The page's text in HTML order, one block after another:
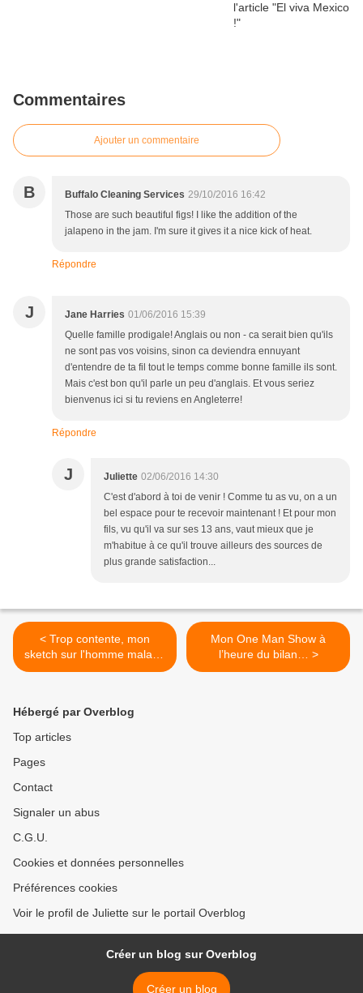
Commentaires
Ajouter un commentaire
B Buffalo Cleaning Services 29/10/2016 16:42
Those are such beautiful figs! I like the addition of the
jalapeno in the jam. I'm sure it gives it a nice kick of heat.
Répondre
J Jane Harries 01/06/2016 15:39
Quelle famille prodigale! Anglais ou non - ca serait bien qu'ils
ne sont pas vos voisins, sinon ca deviendra ennuyant
d'entendre de ta fil tout le temps comme bonne famille ils sont.
Mais c'est bon qu'il parle un peu d'anglais. Et vous seriez
bienvenus ici si tu reviens en Angleterre!
Répondre
J Juliette 02/06/2016 14:30
C'est d'abord à toi de venir ! Comme tu as vu, on a un
bel espace pour te recevoir maintenant ! Et pour mon
fils, vu qu'il va sur ses 13 ans, vaut mieux que je
m'habitue à ce qu'il trouve ailleurs des sources de
plus grande satisfaction...
< Trop contente, mon
sketch sur l'homme malade
à...
Mon One Man Show à
l’heure du bilan… >
Hébergé par Overblog
Top articles
Pages
Contact
Signaler un abus
C.G.U.
Cookies et données personnelles
Préférences cookies
Voir le profil de Juliette sur le portail Overblog
Créer un blog sur Overblog
Créer un blog